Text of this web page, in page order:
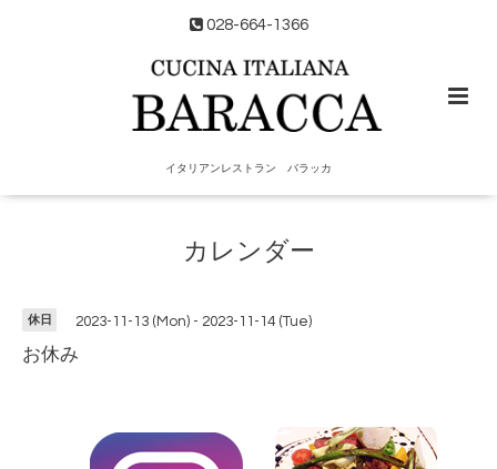
028-664-1366
イタリアンレストラン バラッカ
カレンダー
休日 2023-11-13 (Mon) - 2023-11-14 (Tue)
お休み